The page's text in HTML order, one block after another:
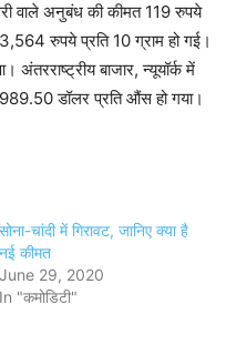
वाले अनुबंध की कीमत 119 रुपये
रुपये प्रति 10 ग्राम हो गई।
बाजार, न्यूयॉर्क में
डॉलर प्रति औंस हो गया।
सोना-चांदी में गिरावट, जानिए क्या है
नई कीमत
June 29, 2020
In "कमोडिटी"